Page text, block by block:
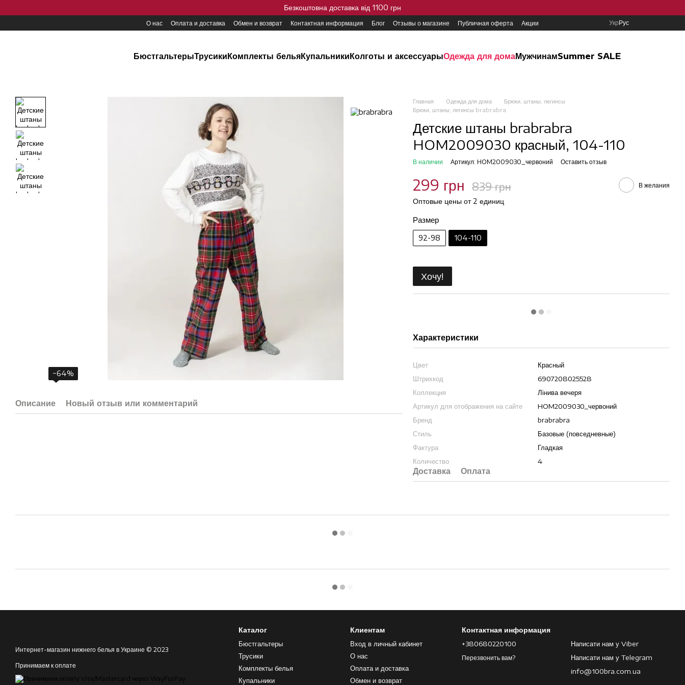
Безкоштовна доставка від 1100 грн
О нас Оплата и доставка Обмен и возврат Контактная информация Блог Отзывы о магазине Публичная оферта Акции УкрРус
БюстгальтерыТрусикиКомплекты бельяКупальникиКолготы и аксессуарыОдежда для домаМужчинамSummer SALE
−64%
Описание Новый отзыв или комментарий
Главная Одежда для дома
Брюки, штаны, легинсы
Брюки, штаны, легинсы brabrabra
Детские штаны brabrabra
HOM2009030 красный, 104-110
В наличии Артикул: HOM2009030_червоний Оставить отзыв
299 грн 839 грн В желания
Оптовые цены от 2 единиц
Размер
92-98 104-110
Хочу!
Характеристики
Цвет
Красный
Штрихкод
6907208025528
Коллекция
Лінива вечеря
Артикул для отображения на сайте
HOM2009030_червоний
Бренд
brabrabra
Стиль
Базовые (повседневные)
Фактура
Гладкая
Количество
4
Доставка Оплата
Интернет-магазин нижнего белья в Украине © 2023
Принимаем к оплате
Каталог
Бюстгальтеры
Трусики
Комплекты белья
Купальники
Клиентам
Вход в личный кабинет
О нас
Оплата и доставка
Обмен и возврат
Контактная информация
+380680220100
Перезвонить вам?
Написати нам у Viber
Написати нам у Telegram
info@100bra.com.ua